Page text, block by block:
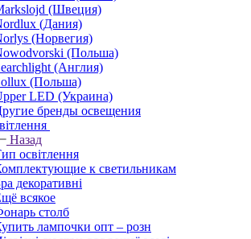
(Швеция)
(Дания)
(Норвегия)
(Польша)
(Англия)
(Польша)
LED (Украина)
бренды освещения
Назад
освітлення
к светильникам
декоративні
всякое
столб
лампочки опт – розн